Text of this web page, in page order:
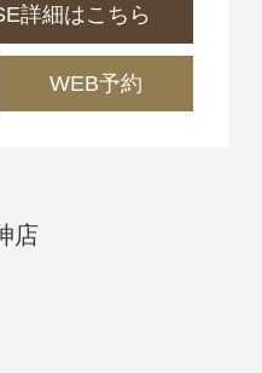
詳細はこちら
WEB予約
店